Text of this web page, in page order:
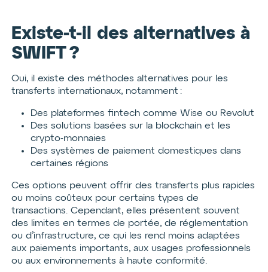
Existe-t-il des alternatives à
SWIFT ?
Oui, il existe des méthodes alternatives pour les
transferts internationaux, notamment :
Des plateformes fintech comme Wise ou Revolut
Des solutions basées sur la blockchain et les
crypto-monnaies
Des systèmes de paiement domestiques dans
certaines régions
Ces options peuvent offrir des transferts plus rapides
ou moins coûteux pour certains types de
transactions. Cependant, elles présentent souvent
des limites en termes de portée, de réglementation
ou d’infrastructure, ce qui les rend moins adaptées
aux paiements importants, aux usages professionnels
ou aux environnements à haute conformité.